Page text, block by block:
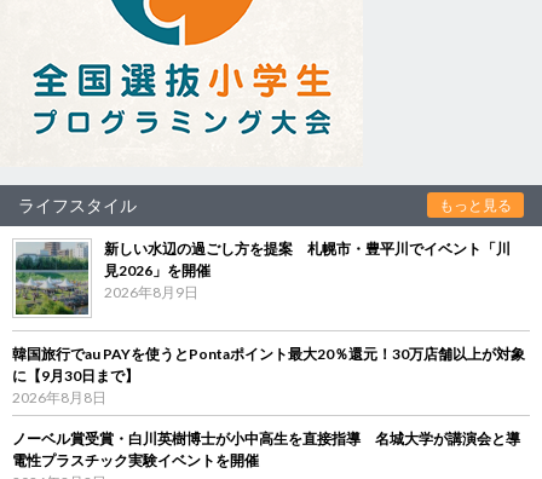
ライフスタイル もっと見る
新しい水辺の過ごし方を提案 札幌市・豊平川でイベント「川
見2026」を開催
2026年8月9日
韓国旅行でau PAYを使うとPontaポイント最大20％還元！30万店舗以上が対象
に【9月30日まで】
2026年8月8日
ノーベル賞受賞・白川英樹博士が小中高生を直接指導 名城大学が講演会と導
電性プラスチック実験イベントを開催